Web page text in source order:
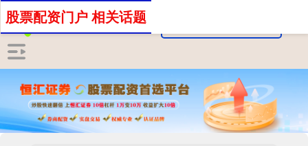
股票配资门户 相关话题